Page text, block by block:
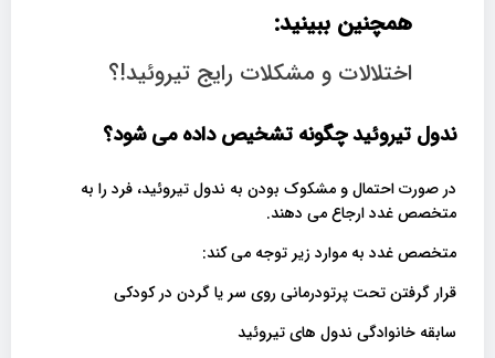
همچنین ببینید:
اختلالات و مشکلات رایج تیروئید!؟
ندول تیروئید چگونه تشخیص داده می شود؟
در صورت احتمال و مشکوک بودن به ندول تیروئید، فرد را به
متخصص غدد ارجاع می دهند.
متخصص غدد به موارد زیر توجه می کند:
قرار گرفتن تحت پرتودرمانی روی سر یا گردن در کودکی
سابقه خانوادگی ندول های تیروئید